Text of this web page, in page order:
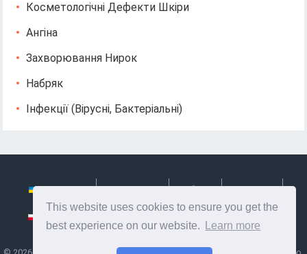
This website uses cookies to ensure you get the
best experience on our website.
Learn more
Косметологічні Дефекти Шкіри
Ангіна
Захворювання Нирок
Набряк
Інфекції (вірусні, Бактеріальні)